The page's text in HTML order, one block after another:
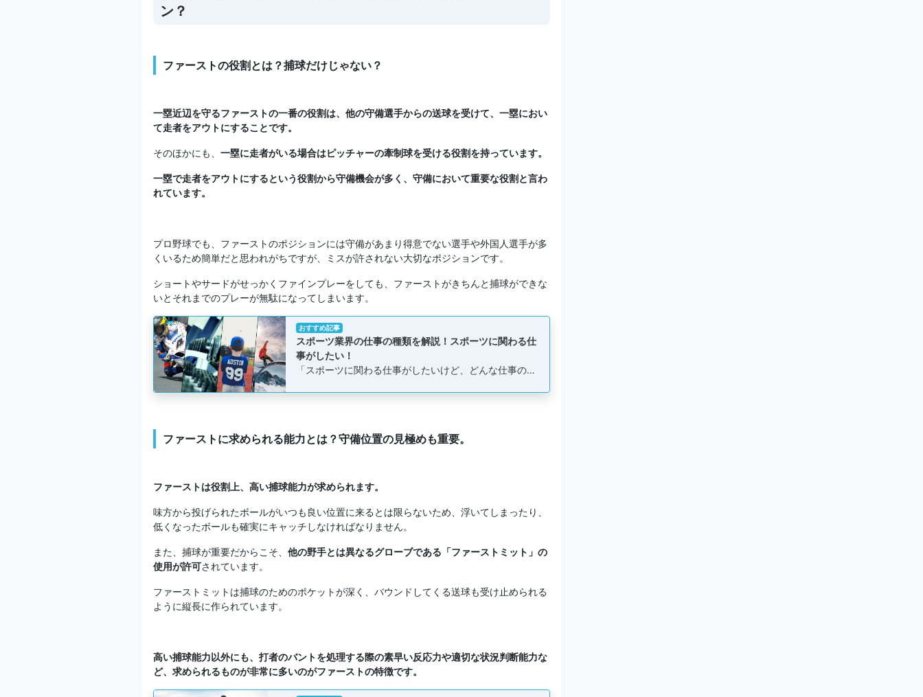
ン？
ファーストの役割とは？捕球だけじゃない？
一塁近辺を守るファーストの一番の役割は、他の守備選手からの送球を受けて、一塁におい
て走者をアウトにすることです。
そのほかにも、 一塁に走者がいる場合はピッチャーの牽制球を受ける役割を持っています。
一塁で走者をアウトにするという役割から守備機会が多く、守備において重要な役割と言わ
れています。
プロ野球でも、ファーストのポジションには守備があまり得意でない選手や外国人選手が多
くいるため簡単だと思われがちですが、ミスが許されない大切なポジションです。
ショートやサードがせっかくファインプレーをしても、ファーストがきちんと捕球ができな
いとそれまでのプレーが無駄になってしまいます。
おすすめ記事
スポーツ業界の仕事の種類を解説！スポーツに関わる仕
事がしたい！
「スポーツに関わる仕事がしたいけど、どんな仕事の…
ファーストに求められる能力とは？守備位置の見極めも重要。
ファーストは役割上、高い捕球能力が求められます。
味方から投げられたボールがいつも良い位置に来るとは限らないため、浮いてしまったり、
低くなったボールも確実にキャッチしなければなりません。
また、捕球が重要だからこそ、 他の野手とは異なるグローブである「ファーストミット」の
使用が許可されています。
ファーストミットは捕球のためのポケットが深く、バウンドしてくる送球も受け止められる
ように縦長に作られています。
高い捕球能力以外にも、打者のバントを処理する際の素早い反応力や適切な状況判断能力な
ど、求められるものが非常に多いのがファーストの特徴です。